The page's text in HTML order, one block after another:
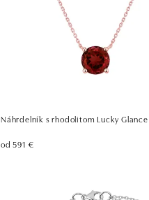
Náhrdelník s rhodolitom Lucky Glance
od 591 €